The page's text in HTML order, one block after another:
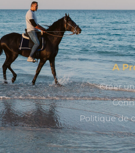
A
Créer
Politique de